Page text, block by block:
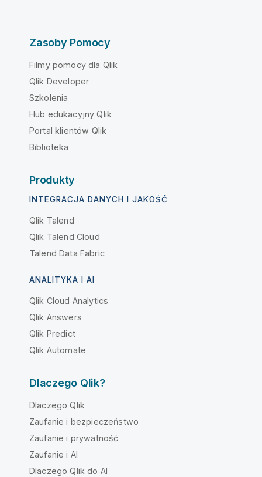
Zasoby Pomocy
Filmy pomocy dla Qlik
Qlik Developer
Szkolenia
Hub edukacyjny Qlik
Portal klientów Qlik
Biblioteka
Produkty
INTEGRACJA DANYCH I JAKOŚĆ
Qlik Talend
Qlik Talend Cloud
Talend Data Fabric
ANALITYKA I AI
Qlik Cloud Analytics
Qlik Answers
Qlik Predict
Qlik Automate
Dlaczego Qlik?
Dlaczego Qlik
Zaufanie i bezpieczeństwo
Zaufanie i prywatność
Zaufanie i AI
Dlaczego Qlik do AI